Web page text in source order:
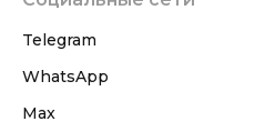
Telegram
WhatsApp
Max